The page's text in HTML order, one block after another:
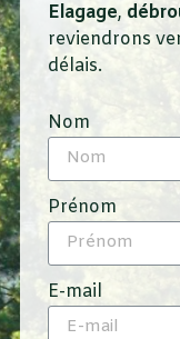
Elagage,
reviendrons
délais.
Nom
Prénom
E-mail